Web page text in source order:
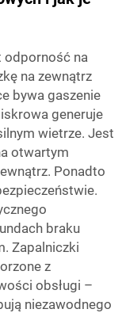
odporność na
na zewnątrz
bywa gaszenie
generuje
wietrze. Jest
otwartym
Ponadto
braku
Zapalniczki
z
obsługi –
niezawodnego